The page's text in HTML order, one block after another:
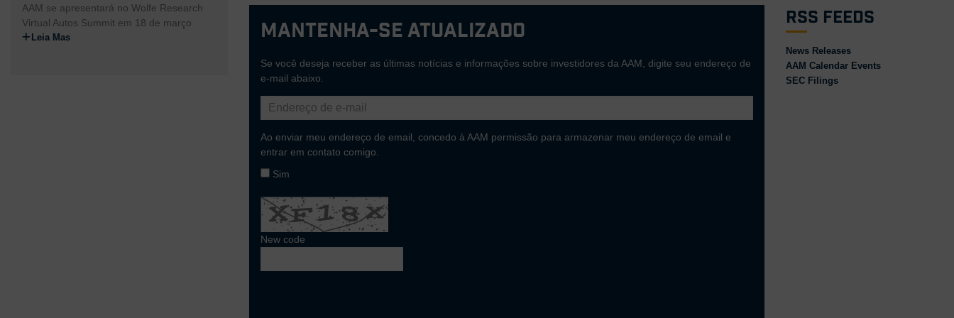
AAM se apresentará no Wolfe Research
Virtual Autos Summit em 18 de março
Leia Mas Mantenha-se atualizado
Se você deseja receber as últimas notícias e informações sobre investidores da AAM, digite seu endereço de
e-mail abaixo.
Ao enviar meu endereço de email, concedo à AAM permissão para armazenar meu endereço de email e
entrar em contato comigo.
Sim
New code
RSS Feeds
News Releases
AAM Calendar Events
SEC Filings